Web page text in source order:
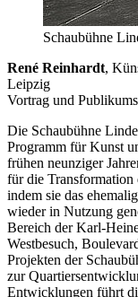
Schaubühne
René Reinhardt,
Leipzig
Vortrag und
Die Schaubühne
Programm für Kunst
frühen neunziger
für die Transformation
indem sie das
wieder in Nutzung
Bereich der Karl-
Westbesuch,
Projekten der
zur
Entwicklungen führt